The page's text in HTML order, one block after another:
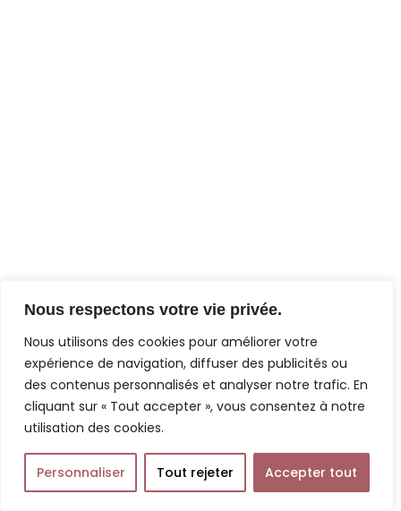
Nous respectons votre vie privée.
Nous utilisons des cookies pour améliorer votre
expérience de navigation, diffuser des publicités ou
des contenus personnalisés et analyser notre trafic. En
cliquant sur « Tout accepter », vous consentez à notre
utilisation des cookies.
Personnaliser Tout rejeter Accepter tout